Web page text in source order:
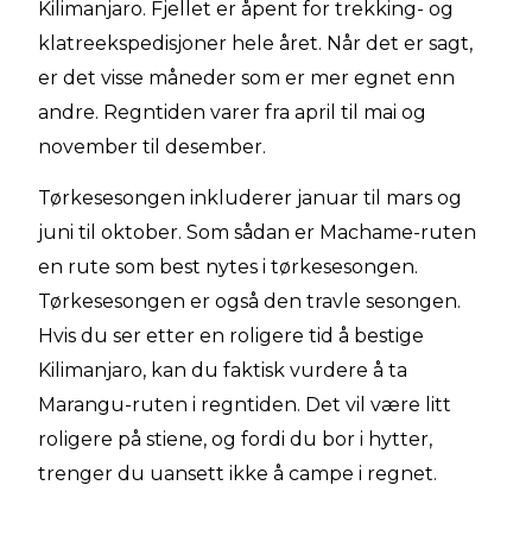
Kilimanjaro. Fjellet er åpent for trekking- og
klatreekspedisjoner hele året. Når det er sagt,
er det visse måneder som er mer egnet enn
andre. Regntiden varer fra april til mai og
november til desember.
Tørkesesongen inkluderer januar til mars og
juni til oktober. Som sådan er Machame-ruten
en rute som best nytes i tørkesesongen.
Tørkesesongen er også den travle sesongen.
Hvis du ser etter en roligere tid å bestige
Kilimanjaro, kan du faktisk vurdere å ta
Marangu-ruten i regntiden. Det vil være litt
roligere på stiene, og fordi du bor i hytter,
trenger du uansett ikke å campe i regnet.